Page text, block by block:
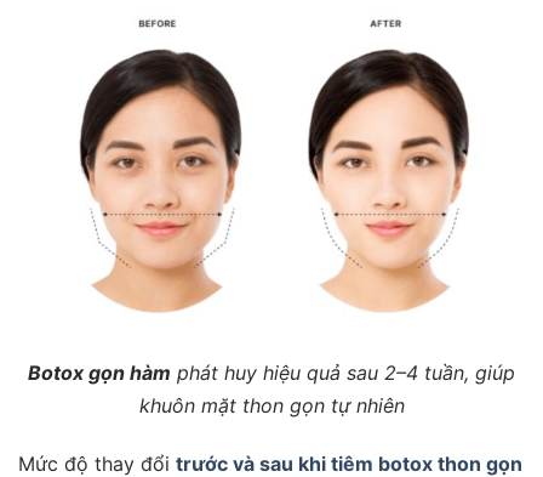
Botox gọn hàm phát huy hiệu quả sau 2–4 tuần, giúp
khuôn mặt thon gọn tự nhiên
Mức độ thay đổi trước và sau khi tiêm botox thon gọn